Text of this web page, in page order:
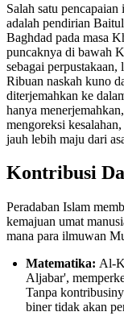
Salah satu
adalah pendirian
Baghdad pada masa
puncaknya di bawah
sebagai perpustakaan,
Ribuan naskah kuno
diterjemahkan ke
hanya
mengoreksi
jauh lebih maju dari
Kontribusi
Peradaban Islam
kemajuan umat
mana para ilmuwan
Matematika: Al-
Aljabar',
Tanpa
biner tidak akan